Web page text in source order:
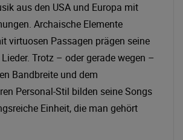
aus den USA und Europa mit
Archaische Elemente
virtuosen Passagen prägen seine
Trotz – oder gerade wegen –
Bandbreite und dem
Personal-Stil bilden seine Songs
Einheit, die man gehört